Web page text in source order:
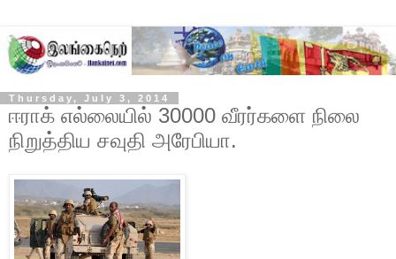
Thursday, July 3, 2014
ஈராக் எல்லையில் 30000 வீரர்களை நிலை
நிறுத்திய சவுதி அரேபியா.